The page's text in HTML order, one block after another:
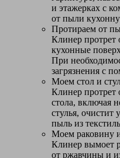
и этажерках с
от пыли
Протираем от
Клинер протрет
кухонные
При
загрязнения с
Моем стол и
Клинер протрет
стола, включая
стулья, очистит
пыль из
Моем раковину
Клинер вымоет
от ржавчины и